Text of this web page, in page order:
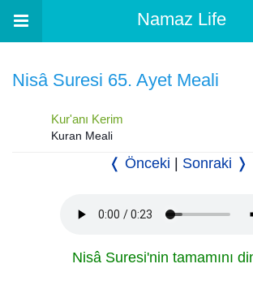
Namaz Life
Nisâ Suresi 65. Ayet Meali
Kur'anı Kerim
Kuran Meali
❬ Önceki Sonraki ❭
Nisâ Suresi'nin tamamını